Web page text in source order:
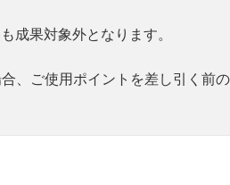
成果対象外となります。
、ご使用ポイントを差し引く前